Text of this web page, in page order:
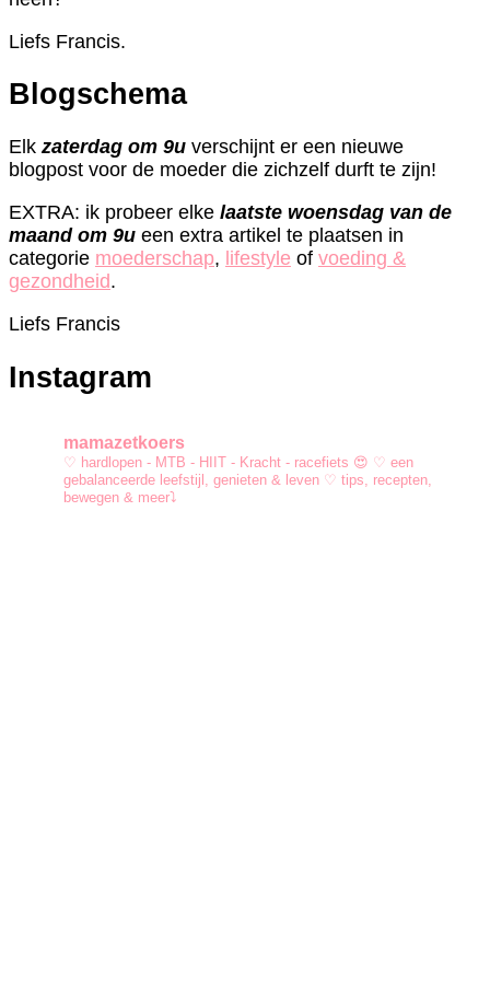
Liefs Francis.
Blogschema
Elk zaterdag om 9u verschijnt er een nieuwe
blogpost voor de moeder die zichzelf durft te zijn!
EXTRA: ik probeer elke laatste woensdag van de
maand om 9u een extra artikel te plaatsen in
categorie moederschap, lifestyle of voeding &
gezondheid.
Liefs Francis
Instagram
mamazetkoers
♡︎ hardlopen - MTB - HIIT - Kracht - racefiets 😍 ♡︎ een
gebalanceerde leefstijl, genieten & leven ♡︎ tips, recepten,
bewegen & meer⤵︎